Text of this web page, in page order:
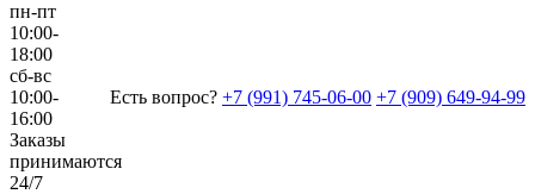
пн-пт
10:00-
18:00
сб-вс
10:00-
16:00
Заказы
принимаются
24/7
Есть вопрос? +7 (991) 745-06-00 +7 (909) 649-94-99